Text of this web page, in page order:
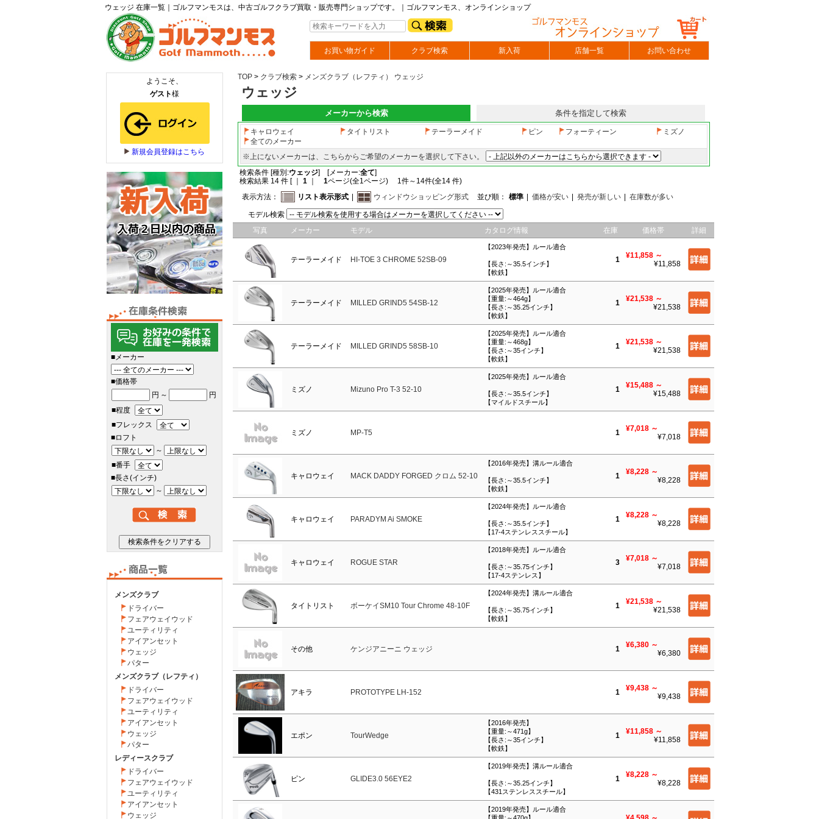
ウェッジ 在庫一覧｜ゴルフマンモスは、中古ゴルフクラブ買取・販売専門ショップです。｜ゴルフマンモス、オンラインショップ
お買い物ガイド クラブ検索 新入荷 店舗一覧 お問い合わせ
■メーカー
■価格帯
円 ～
円
■程度
■フレックス
■ロフト
～
■番手
■長さ(インチ)
～
メンズクラブ
ドライバー
フェアウェイウッド
ユーティリティ
アイアンセット
ウェッジ
パター
メンズクラブ（レフティ）
ドライバー
フェアウェイウッド
ユーティリティ
アイアンセット
ウェッジ
パター
レディースクラブ
ドライバー
フェアウェイウッド
ユーティリティ
アイアンセット
ウェッジ
TOP> クラブ検索> メンズクラブ（レフティ） ウェッジ
ウェッジ
メーカーから検索 条件を指定して検索
キャロウェイ タイトリスト テーラーメイド ピン フォーティーン
ミズノ
全てのメーカー
※上にないメーカーは、こちらからご希望のメーカーを選択して下さい。
検索条件 [種別:ウェッジ] [メーカー:全て]
検索結果 14 件 [ ｜ 1｜ 1ページ(全1ページ) 1件～14件(全14 件)
表示方法：
リスト表示形式 ウィンドウショッピング形式 並び順： 標準 価格が安い 発売が新しい 在庫数が多い
モデル検索
写真
メーカー モデル カタログ情報 在庫 価格帯 詳細
テーラーメイド HI-TOE 3 CHROME 52SB-09
【2023年発売】ルール適合
【長さ:～35.5インチ】
【軟鉄】
1 ¥11,858 ～
¥11,858
テーラーメイド MILLED GRIND5 54SB-12
【2025年発売】ルール適合
【重量:～464g】
【長さ:～35.25インチ】
【軟鉄】
1 ¥21,538 ～
¥21,538
テーラーメイド MILLED GRIND5 58SB-10
【2025年発売】ルール適合
【重量:～468g】
【長さ:～35インチ】
【軟鉄】
1 ¥21,538 ～
¥21,538
ミズノ Mizuno Pro T-3 52-10
【2025年発売】ルール適合
【長さ:～35.5インチ】
【マイルドスチール】
1 ¥15,488 ～
¥15,488
ミズノ MP-T5 1 ¥7,018 ～
¥7,018
キャロウェイ MACK DADDY FORGED クロム 52-10
【2016年発売】溝ルール適合
【長さ:～35.5インチ】
【軟鉄】
1 ¥8,228 ～
¥8,228
キャロウェイ PARADYM Ai SMOKE
【2024年発売】ルール適合
【長さ:～35.5インチ】
【17-4ステンレススチール】
1 ¥8,228 ～
¥8,228
キャロウェイ ROGUE STAR
【2018年発売】ルール適合
【長さ:～35.75インチ】
【17-4ステンレス】
3 ¥7,018 ～
¥7,018
タイトリスト ボーケイSM10 Tour Chrome 48-10F
【2024年発売】溝ルール適合
【長さ:～35.75インチ】
【軟鉄】
1 ¥21,538 ～
¥21,538
その他 ケンジアニーニ ウェッジ 1 ¥6,380 ～
¥6,380
アキラ PROTOTYPE LH-152 1 ¥9,438 ～
¥9,438
エポン TourWedge
【2016年発売】
【重量:～471g】
【長さ:～35インチ】
【軟鉄】
1 ¥11,858 ～
¥11,858
ピン GLIDE3.0 56EYE2
【2019年発売】溝ルール適合
【長さ:～35.25インチ】
【431ステンレススチール】
1 ¥8,228 ～
¥8,228
【2019年発売】ルール適合